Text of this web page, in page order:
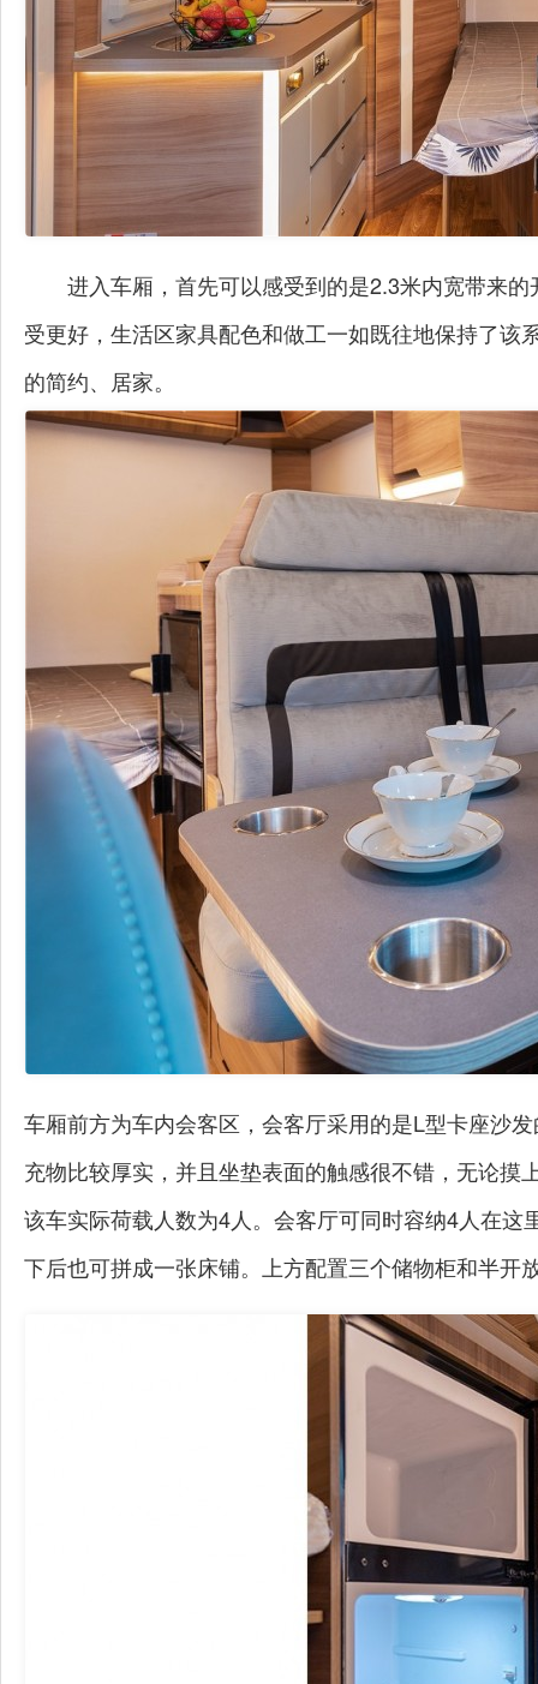
进入车厢，首先可以感受到的是2.3米内宽带来
受更好，生活区家具配色和做工一如既往地保持了
的简约、居家。
车厢前方为车内会客区，会客厅采用的是L型卡座沙
充物比较厚实，并且坐垫表面的触感很不错，无论
该车实际荷载人数为4人。会客厅可同时容纳4人在
下后也可拼成一张床铺。上方配置三个储物柜和半开